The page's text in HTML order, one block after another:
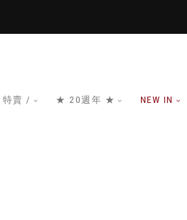
特賣 / ★ 20週年 ★ NEW IN